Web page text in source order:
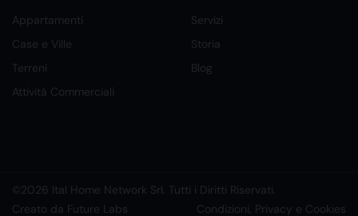
Appartamenti
Case e Ville
Terreni
Attività Commerciali
Servizi
Storia
Blog
©2026 Ital Home Network Srl. Tutti i Diritti Riservati.
Creato da Future Labs
Condizioni, Privacy e Cookies